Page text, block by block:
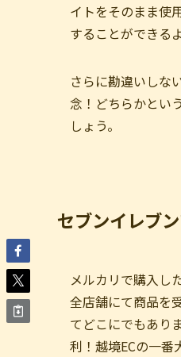
イトをそのまま使
することができる
さらに勘違いしな
念！どちらかとい
しょう。
セブンイレブ
メルカリで購入し
全店舗にて商品を
てどこにでもあり
利！越境ECの一番